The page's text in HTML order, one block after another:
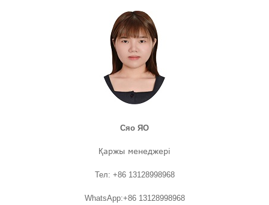
Сяо ЯО
Қаржы менеджері
Тел: +86 13128998968
WhatsApp:+86 13128998968